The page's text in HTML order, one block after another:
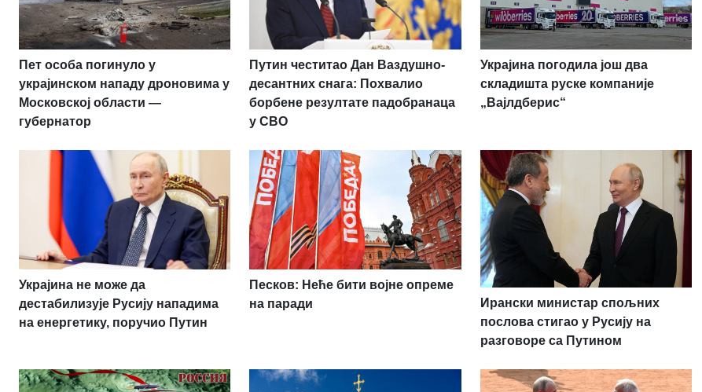
Пет особа погинуло у
украјинском нападу дроновима у
Московској области —
губернатор
Путин честитао Дан Ваздушно-
десантних снага: Похвалио
борбене резултате падобранаца
у СВО
Украјина погодила још два
складишта руске компаније
„Вајлдберис“
Украјина не може да
дестабилизује Русију нападима
на енергетику, поручио Путин
Песков: Неће бити војне опреме
на паради
Ирански министар спољних
послова стигао у Русију на
разговоре са Путином